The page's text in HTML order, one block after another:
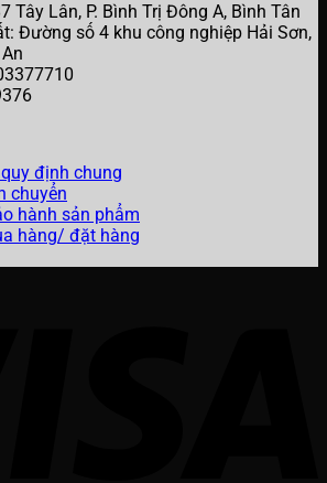
Tây Lân, P. Bình Trị Đông A, Bình Tân
Đường số 4 khu công nghiệp Hải Sơn,
định chung
chuyển
hành sản phẩm
hàng/ đặt hàng